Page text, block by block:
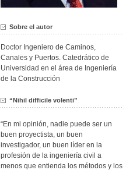
Sobre el autor
Doctor Ingeniero de Caminos,
Canales y Puertos. Catedrático de
Universidad en el área de Ingeniería
de la Construcción
“Nihil difficile volenti”
“En mi opinión, nadie puede ser un
buen proyectista, un buen
investigador, un buen líder en la
profesión de la ingeniería civil a
menos que entienda los métodos y los